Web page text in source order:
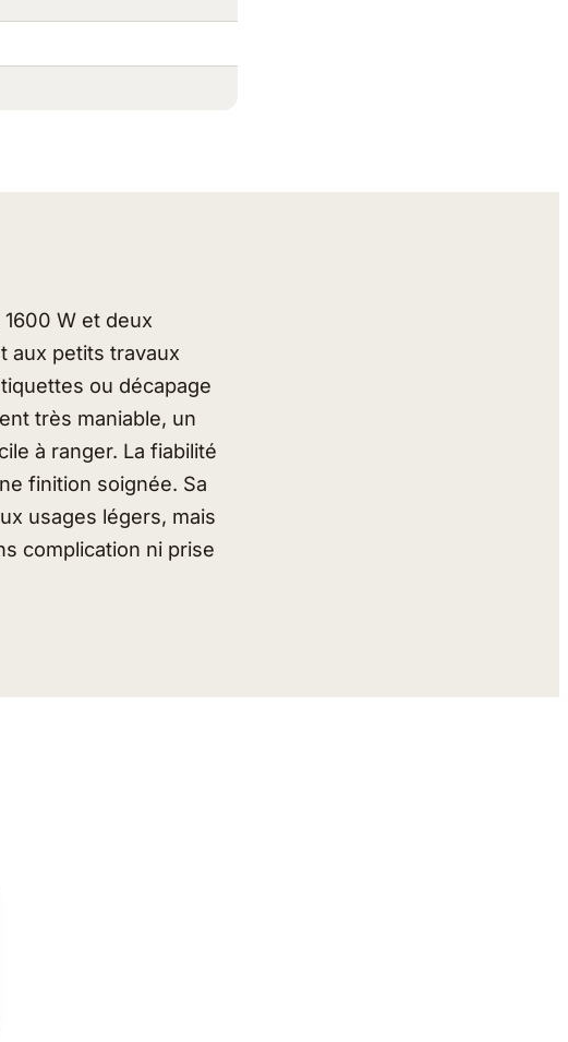
W et deux
aux petits travaux
ou décapage
très maniable, un
à ranger. La fiabilité
finition soignée. Sa
usages légers, mais
complication ni prise